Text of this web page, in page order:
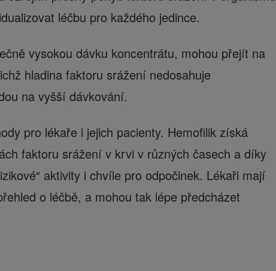
léčbu pro každého jedince.
vysokou dávku koncentrátu, mohou přejít na
hladina faktoru srážení nedosahuje
na vyšší dávkování.
pro lékaře i jejich pacienty. Hemofilik získá
faktoru srážení v krvi v různých časech a díky
aktivity i chvíle pro odpočinek. Lékaři mají
o léčbě, a mohou tak lépe předcházet